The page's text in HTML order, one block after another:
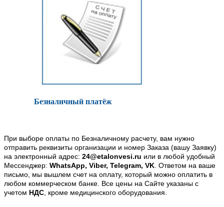
Безналичный платёж
При выборе оплаты по Безналичному расчету, вам нужно
отправить реквизиты организации и номер Заказа (вашу Заявку)
на электронный адрес: 24@etalonvesi.ru или в любой удобный
Мессенджер: WhatsApp, Viber, Telegram, VK. Ответом на ваше
письмо, мы вышлем счет на оплату, который можно оплатить в
любом коммерческом банке. Все цены на Сайте указаны с
учетом НДС, кроме медицинского оборудования.